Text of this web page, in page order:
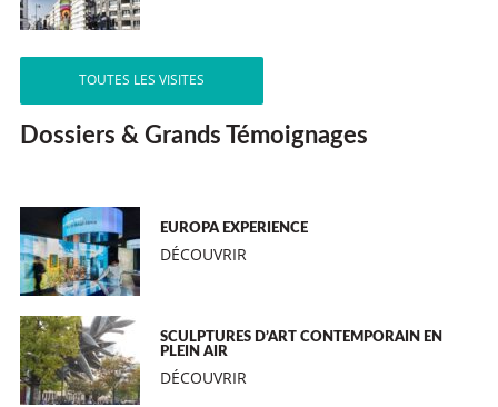
TOUTES LES VISITES
Dossiers & Grands Témoignages
EUROPA EXPERIENCE
DÉCOUVRIR
SCULPTURES D’ART CONTEMPORAIN EN
PLEIN AIR
DÉCOUVRIR